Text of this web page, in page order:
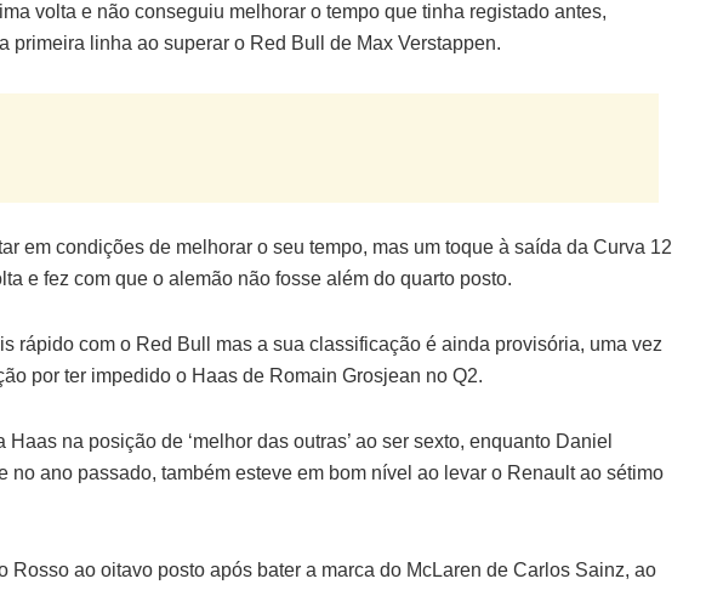
volta e não conseguiu melhorar o tempo que tinha registado antes,
primeira linha ao superar o Red Bull de Max Verstappen.
em condições de melhorar o seu tempo, mas um toque à saída da Curva 12
e fez com que o alemão não fosse além do quarto posto.
rápido com o Red Bull mas a sua classificação é ainda provisória, uma vez
por ter impedido o Haas de Romain Grosjean no Q2.
na posição de ‘melhor das outras’ ao ser sexto, enquanto Daniel
no ano passado, também esteve em bom nível ao levar o Renault ao sétimo
Rosso ao oitavo posto após bater a marca do McLaren de Carlos Sainz, ao